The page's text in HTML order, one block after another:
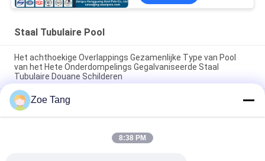
Staal Tubulaire Pool
Het achthoekige Overlappings Gezamenlijke Type van Pool
van het Hete Onderdompelings Gegalvaniseerde Staal
Tubulaire Douane Schilderen
De hete Superieure Hop Onderdompeling Gegalvaniseerde
Polen van het Broodjesstaal/Tubulaire Staaltoren
Van het de Torenstaal van de hete Onderdompelings de
Gegalvaniseerde Macht Verbinding van Pool Tubulaire met
Zoe Tang
8:38 PM